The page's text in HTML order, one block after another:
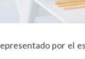
por el